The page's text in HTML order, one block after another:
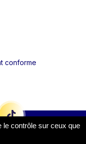
conforme
le contrôle sur ceux que